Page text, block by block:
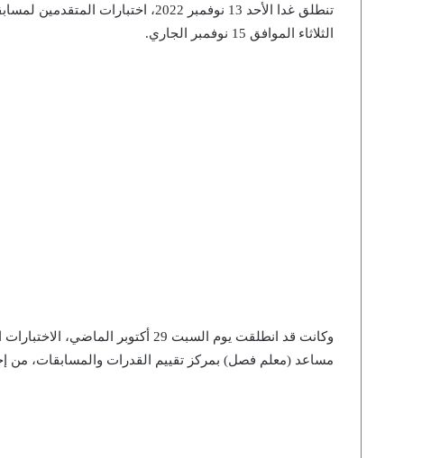
تنطلق غدا الأحد 13 نوفمبر 2022، اختبارات المتقدمين لمسابقة
الثلاثاء الموافق 15 نوفمبر الجاري.
مساعد (معلم فصل) بمركز تقييم القدرات والمسابقات، من إجمالي 60 ألفا و719 متقدما توافرت